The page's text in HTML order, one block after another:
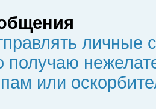
личные
получаю
или